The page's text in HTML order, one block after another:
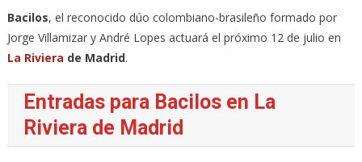
Bacilos, el reconocido dúo colombiano-brasileño formado por
Jorge Villamizar y André Lopes actuará el próximo 12 de julio en
La Riviera de Madrid.
Entradas para Bacilos en La
Riviera de Madrid